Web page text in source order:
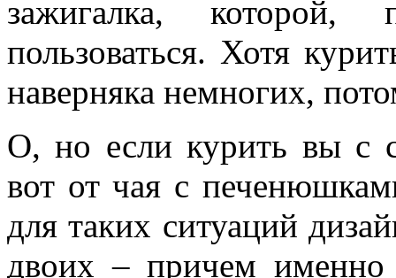
зажигалка,
пользоваться. Хотя
наверняка немногих,
О, но если курить вы с
вот от чая с
для таких ситуаций
двоих – причем именно